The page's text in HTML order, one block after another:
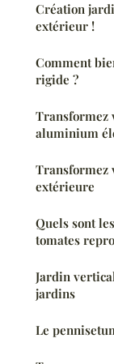
Création
extérieur !
Comment
rigide ?
Transformez
aluminium
Transformez
extérieure
Quels sont
tomates
Jardin
jardins
Le